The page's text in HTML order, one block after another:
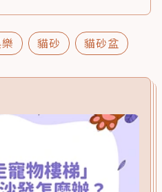
貓砂 貓砂盆